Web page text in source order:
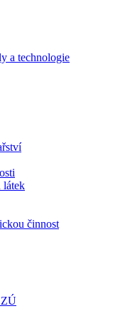
a technologie
látek
činnost